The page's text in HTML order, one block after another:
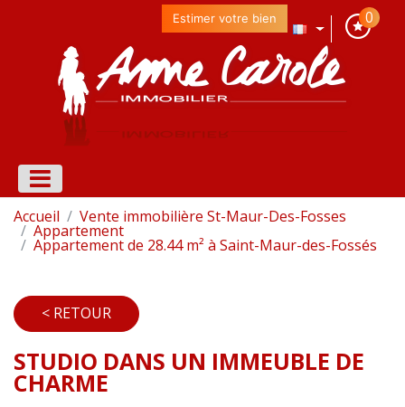
0
Estimer votre bien
Accueil Vente immobilière St-Maur-Des-Fosses
Appartement
Appartement de 28.44 m² à Saint-Maur-des-Fossés
< RETOUR
STUDIO DANS UN IMMEUBLE DE
CHARME